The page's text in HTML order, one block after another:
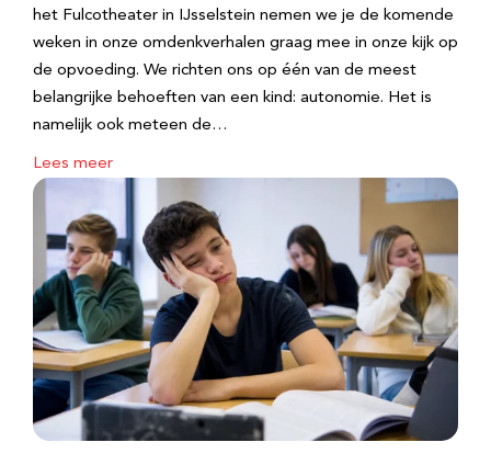
het Fulcotheater in IJsselstein nemen we je de komende
weken in onze omdenkverhalen graag mee in onze kijk op
de opvoeding. We richten ons op één van de meest
belangrijke behoeften van een kind: autonomie. Het is
namelijk ook meteen de…
Lees meer